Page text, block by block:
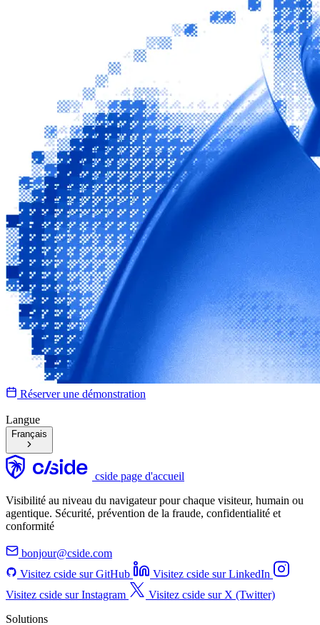
Réserver une démonstration
Langue
Français
cside page d'accueil
Visibilité au niveau du navigateur pour chaque visiteur, humain ou
agentique. Sécurité, prévention de la fraude, confidentialité et
conformité
bonjour@cside.com
Visitez cside sur GitHub
Visitez cside sur LinkedIn
Visitez cside sur Instagram
Visitez cside sur X (Twitter)
Solutions